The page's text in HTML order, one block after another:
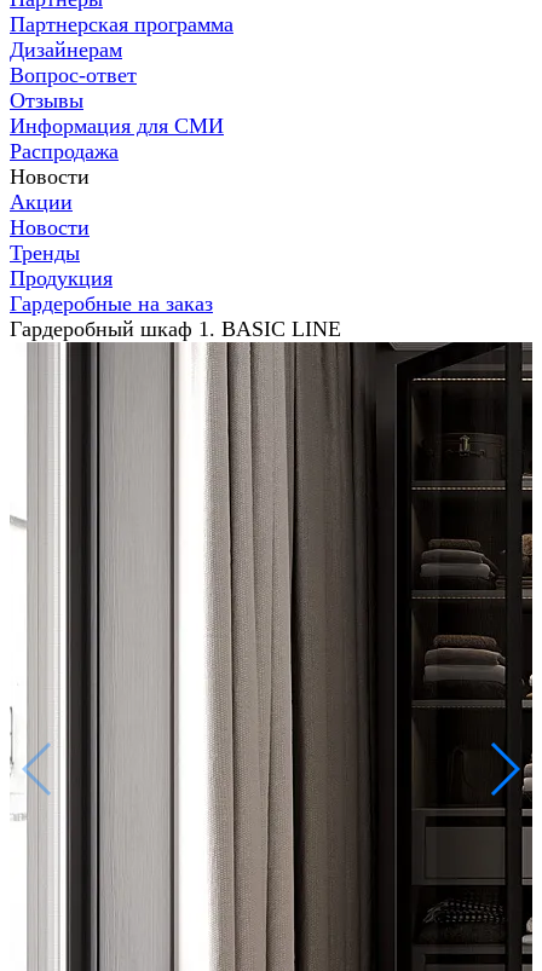
Партнерская программа
Дизайнерам
Вопрос-ответ
Отзывы
Информация для СМИ
Распродажа
Новости
Акции
Новости
Тренды
Продукция
Гардеробные на заказ
Гардеробный шкаф 1. BASIC LINE